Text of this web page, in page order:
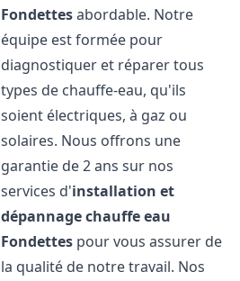
Fondettesabordable. Notre
équipe est formée pour
diagnostiquer et réparer tous
types de chauffe-eau, qu'ils
soient électriques, à gaz ou
solaires. Nous offrons une
garantie de 2 ans sur nos
services d'installation et
dépannage chauffe eau
Fondettes pour vous assurer de
la qualité de notre travail. Nos